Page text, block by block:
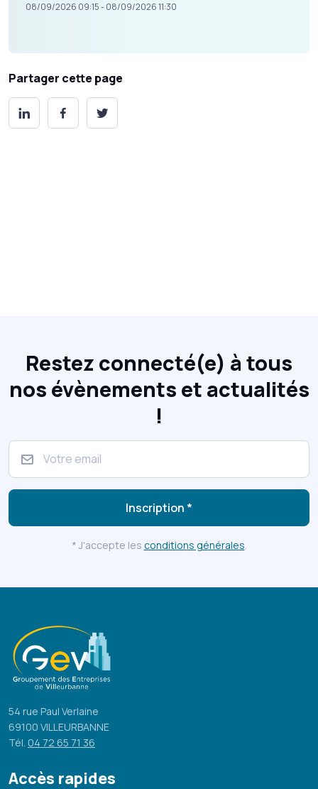
08/09/2026 09:15 - 08/09/2026 11:30
Partager cette page
Restez connecté(e) à tous
nos évènements et actualités
!
Inscription *
* J'accepte les conditions générales.
54 rue Paul Verlaine
69100 VILLEURBANNE
Tél. 04 72 65 71 36
Accès rapides